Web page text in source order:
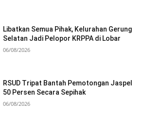
Libatkan Semua Pihak, Kelurahan Gerung
Selatan Jadi Pelopor KRPPA di Lobar
06/08/2026
RSUD Tripat Bantah Pemotongan Jaspel
50 Persen Secara Sepihak
06/08/2026